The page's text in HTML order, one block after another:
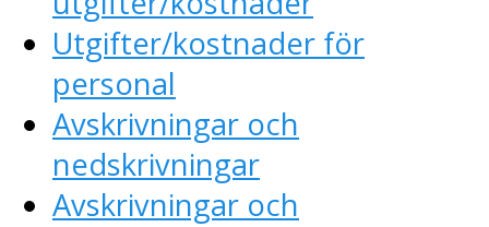
Utgifter/kostnader för
personal
Avskrivningar och
nedskrivningar
Avskrivningar och